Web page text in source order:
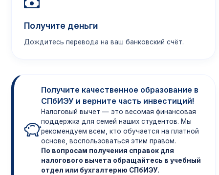
Получите деньги
Дождитесь перевода на ваш банковский счёт.
Получите качественное образование в
СПбИЭУ и верните часть инвестиций!
Налоговый вычет — это весомая финансовая
поддержка для семей наших студентов. Мы
рекомендуем всем, кто обучается на платной
основе, воспользоваться этим правом.
По вопросам получения справок для
налогового вычета обращайтесь в учебный
отдел или бухгалтерию СПбИЭУ.